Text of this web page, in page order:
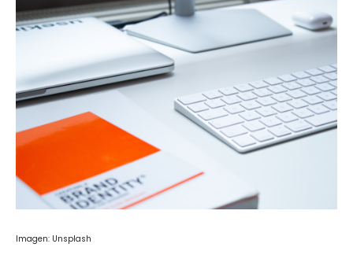
Imagen: Unsplash